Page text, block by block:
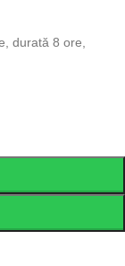
durată 8 ore,